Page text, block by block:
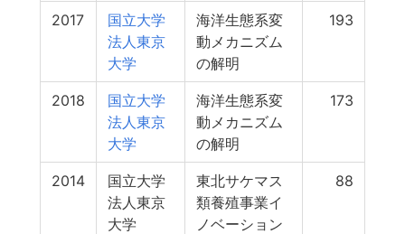
2017
国立大学
法人東京
大学
海洋生態系変
動メカニズム
の解明
193
2018
国立大学
法人東京
大学
海洋生態系変
動メカニズム
の解明
173
2014
国立大学
法人東京
大学
東北サケマス
類養殖事業イ
ノベーション
88